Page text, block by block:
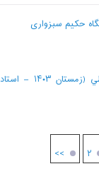
برگزاري کارگاه آموزشي فن بيان و مهارت هاي ارتباطي (زمستان ۱۴۰۳ – استاد
۲ >>